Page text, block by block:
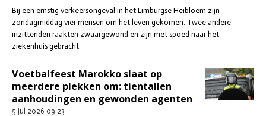
Bij een ernstig verkeersongeval in het Limburgse Heibloem zijn
zondagmiddag vier mensen om het leven gekomen. Twee andere
inzittenden raakten zwaargewond en zijn met spoed naar het
ziekenhuis gebracht.
Voetbalfeest Marokko slaat op
meerdere plekken om: tientallen
aanhoudingen en gewonden agenten
5 jul 2026 09:23